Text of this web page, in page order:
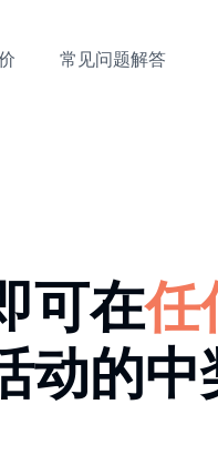
常见问题解答
可在任
动的中